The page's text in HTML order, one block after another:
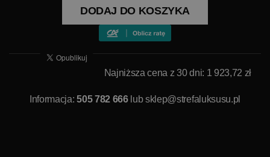
DODAJ DO KOSZYKA
Najniższa cena z 30 dni: 1 923,72 zł
Informacja:505 782 666lubsklep@strefaluksusu.pl